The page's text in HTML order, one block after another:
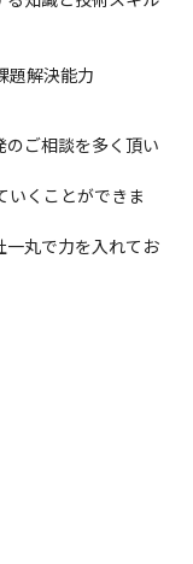
題解決能力
ご相談を多く頂い
いくことができま
丸で力を入れてお